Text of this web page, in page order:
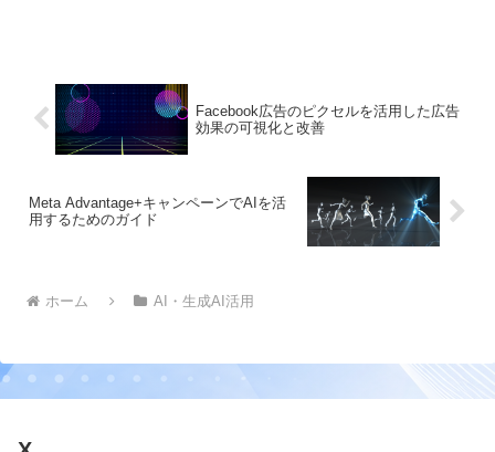
Facebook広告のピクセルを活用した広告
効果の可視化と改善
Meta Advantage+キャンペーンでAIを活
用するためのガイド
ホーム AI・生成AI活用